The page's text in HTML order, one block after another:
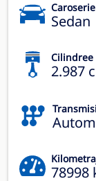
Caroserie
Sedan
Cilindree
2.987
78998